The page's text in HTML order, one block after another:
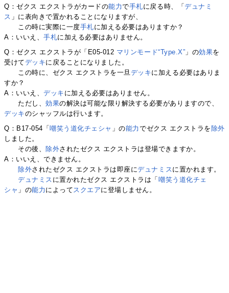
Q：ゼクス エクストラがカードの能力で手札に戻る時、「デュナミ
ス 」に表向きで置かれることになりますが、
この時に実際に一度手札に加える必要はありますか？
A：いいえ、手札に加える必要はありません。
Q：ゼクス エクストラが「E05-012 マリンモード“Type.X” 」の効果を
受けてデッキに戻ることになりました。
この時に、ゼクス エクストラを一旦 デッキに加える必要はありま
すか？
A：いいえ、デッキ に加える必要はありません。
ただし、効果の解決は可能な限り解決する必要がありますので、
デッキのシャッフルは行います。
Q：B17-054「嘲笑う道化チェシャ 」の能力 でゼクス エクストラを 除外
しました。
その後、 除外されたゼクス エクストラは登場できますか。
A：いいえ、できません。
除外されたゼクス エクストラは即座にデュナミス に置かれます。
デュナミス に置かれたゼクス エクストラは「 嘲笑う道化チェ
シャ 」の能力 によって スクエアに登場しません。